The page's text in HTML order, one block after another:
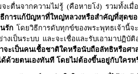
ตื่นจากความไม่รู้ (คือหายโง่) รวมทั้งเ
การแก้ปัญหาที่ใหญ่หลวงหรือสำคัญที่สุ
รัก โดยวิธีการดับทุกข์ของพระพุทธเจ้านี้จ
งเป็นระบบ และจะเชื่อและรับเอามาปฏิ
เป็นคนเชื้อชาติใดหรือนับถือลัทธิหรือศ
ด้วยตนเองทันที โดยไม่ต้องขึ้นอยู่กับใคร